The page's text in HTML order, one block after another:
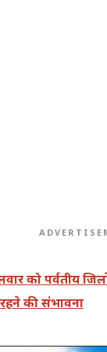
को पर्वतीय
की संभावना